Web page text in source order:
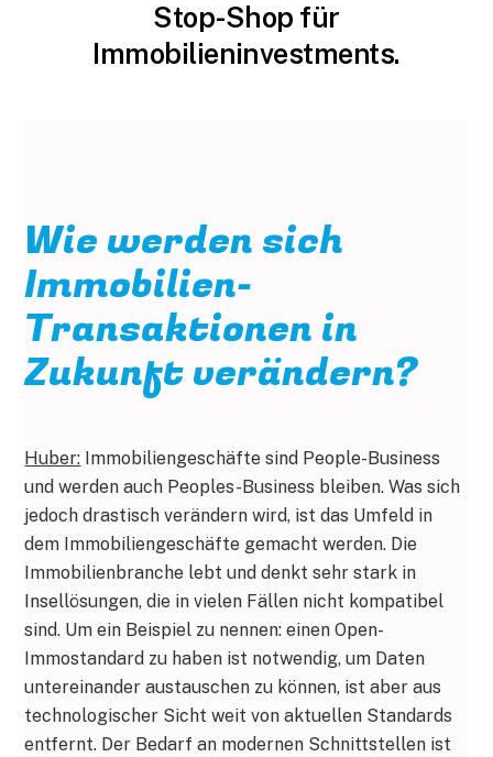
Stop-Shop für
Immobilieninvestments.
Wie werden sich
Immobilien-
Transaktionen in
Zukunft verändern?
Huber: Immobiliengeschäfte sind People-Business
und werden auch Peoples-Business bleiben. Was sich
jedoch drastisch verändern wird, ist das Umfeld in
dem Immobiliengeschäfte gemacht werden. Die
Immobilienbranche lebt und denkt sehr stark in
Insellösungen, die in vielen Fällen nicht kompatibel
sind. Um ein Beispiel zu nennen: einen Open-
Immostandard zu haben ist notwendig, um Daten
untereinander austauschen zu können, ist aber aus
technologischer Sicht weit von aktuellen Standards
entfernt. Der Bedarf an modernen Schnittstellen ist